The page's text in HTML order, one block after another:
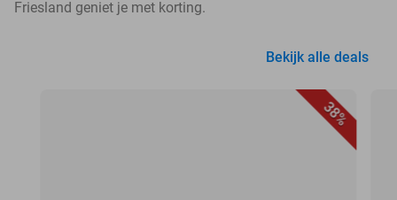
Friesland geniet je met korting.
Bekijk alle deals
38%